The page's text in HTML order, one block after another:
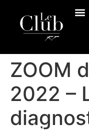
ZOOM
2022 –